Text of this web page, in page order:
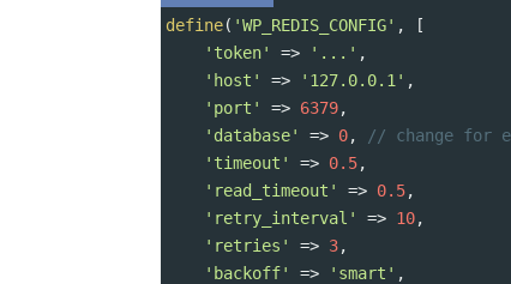
define( 'WP_REDIS_CONFIG' , [
'token'
=> '...' ,
'host'
=> '127.0.0.1' ,
'port'
=> 6379,
'database'
=> 0, // change for
'timeout'
=> 0.5,
'read_timeout'
=> 0.5,
'retry_interval'
=> 10,
'retries'
=> 3,
'backoff'
=> 'smart' ,